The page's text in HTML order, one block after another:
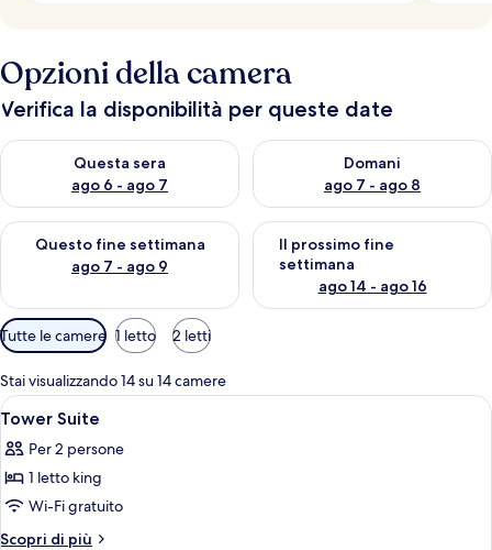
Opzioni della camera
Verifica la disponibilità per queste date
Questa sera
ago 6 - ago 7
Verifica la disponibilità per questa sera, ago 6 - ago 7
Domani
ago 7 - ago 8
Verifica la disponibilità per
Questo fine settimana
ago 7 - ago 9
Verifica la disponibilità per questo fine settimana, ago 7 - ago
Il prossimo fine
settimana
ago 14 - ago 16
Verifica la disponibilità per il
Filtri
disponibili
per
le
camere
Tutte le camere 1 letto 2 letti
Stai visualizzando 14 su 14 camere
Apri
tutte
le
foto
per
Tower
Una moderna camera d'albergo con
6
Tower Suite
Per 2 persone
1 letto king
Wi-Fi gratuito
Scopri di più
Altri